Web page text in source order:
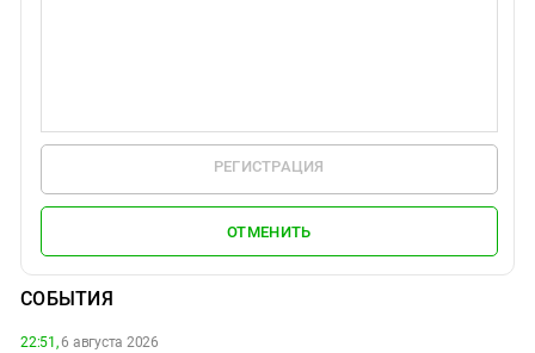
РЕГИСТРАЦИЯ
ОТМЕНИТЬ
СОБЫТИЯ
22:51,6 августа 2026